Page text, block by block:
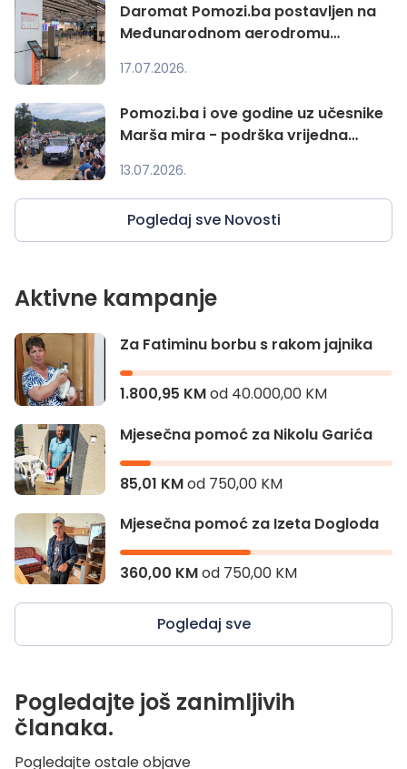
Daromat Pomozi.ba postavljen na
Međunarodnom aerodromu
17.07.2026.
Pomozi.ba i ove godine uz učesnike
Marša mira - podrška vrijedna
13.07.2026.
Pogledaj sve Novosti
Aktivne kampanje
Za Fatiminu borbu s rakom jajnika
1.800,95 KMod 40.000,00 KM
Mjesečna pomoć za Nikolu Garića
85,01 KMod 750,00 KM
Mjesečna pomoć za Izeta Dogloda
360,00 KMod 750,00 KM
Pogledaj sve
Pogledajte još zanimljivih
članaka.
Pogledajte ostale objave